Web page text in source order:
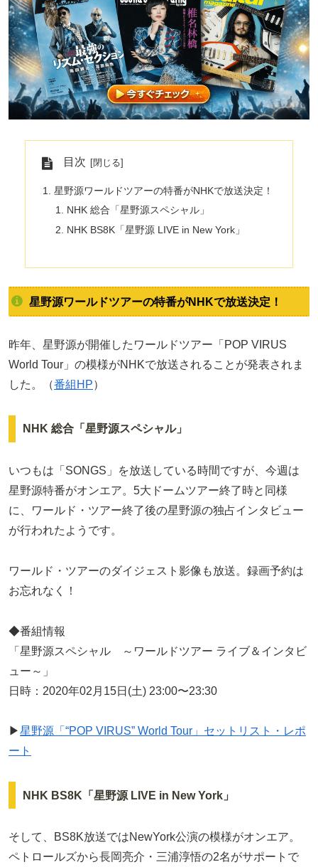
目次
星野源ワールドツアーの特番がNHKで放送決定！
NHK 総合「星野源スペシャル」
NHK BS8K「星野源 LIVE in New York」
星野源ワールドツアーの特番がNHKで放送決定！
昨年、星野源が開催したワールドツアー「POP VIRUS
World Tour」の模様がNHKで放送されることが発表されま
した。（番組HP）
NHK 総合「星野源スペシャル」
いつもは「SONGS」を放送している時間ですが、今週は
星野源特番がオンエア。5大ドームツアー終了時と同様
に、ワールド・ツアー終了後の星野源の独占インタビュー
が行われたようです。
ワールド・ツアーのダイジェスト影像も放送。録画予約は
お忘れなく！
◆番組情報
「星野源スペシャル ～ワールドツアー ライブ＆インタビ
ュー～」
日時：2020年02月15日(土) 23:00〜23:30
▶星野源「“POP VIRUS” World Tour」セットリスト・レポ
ート
NHK BS8K「星野源 LIVE in New York」
そして、BS8K放送ではNewYork公演の模様がオンエア。
ペトロールズから長岡亮介・三浦淳悟の2名がサポートで